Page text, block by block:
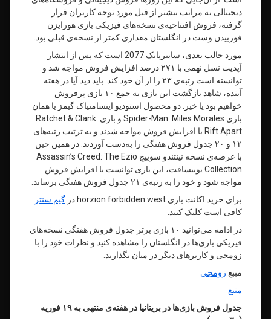
دیجیتالی به مراتب بیشتر از قبل مورد توجه کاربران قرار
گرفته، فروش افتتاحیه‌ی نسخه‌های فیزیکی بازی هورایزن
فوربیدن وست در انگلستان مقداری کمتر از نسخه‌ی قبلی بود.
مورد جالب بعدی، سایبرپانک 2077 است که پس از انتشار
آپدیت نسل نهمی با ۲۷۱ درصد افزایش فروش مواجه شد و
توانسته است رتبه‌ی ۲۳ را از‌ آن خود کند. باید دید آیا در هفته
آینده، شاهد بازگشت این بازی به جمع ۱۰ بازی پرفروش
خواهیم بود یا خیر. دو محصول استودیو اینسامنیاک گیمز یا همان
بازی Spider-Man: Miles Morales و بازی Ratchet & Clank:
Rift Apart با افزایش فروش مواجه شدند و به ترتیب رتبه‌های
۱۲ و ۲۰ جدول فروش هفتگی را به‌دست آوردند. در همین حین
با عرضه‌ی نسخه نینتندو سوییچ Assassin’s Creed: The Ezio
Collection یوبیسافت، این بازی توانست با افزایش فروش
مواجه شود و خود را به رتبه‌ی ۲۱ جدول فروش هفتگی برساند.
برای خرید اکانت بازی horzion forbidden west در
گیم سنتر
کافی است کلیک کنید.
در ادامه می‌توانید ۱۰ بازی برتر جدول فروش هفتگی نسخه‌های
فیزیکی بازی‌ها در انگلستان را مشاهده کنید و نظرات خود را با
زومجی و کاربرهای دیگر در میان بگذارید.
مببع زومجی
منبع
جدول فروش بازی‌ها در بریتانیا در هفته‌ی منتهی به ۱۹ فوریه